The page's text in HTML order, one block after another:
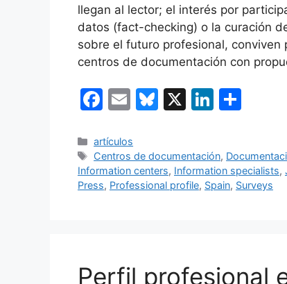
llegan al lector; el interés por
datos (fact-checking) o la curación
sobre el futuro profesional,
centros de documentación con
F
c
e
b
E
ai
l
Bl
s
k
X
Li
e
dI
p
ar
Categorías
artículos
Etiquetas
Centros de documentación,
Information centers, Information specialists,
Press, Professional profile, Spain, Surveys
Perfil profesional